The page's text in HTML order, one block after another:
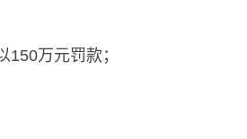
万元罚款；